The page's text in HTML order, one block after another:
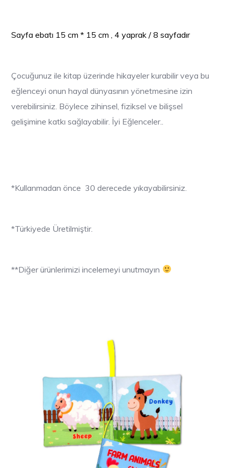
Sayfa ebatı 15 cm * 15 cm , 4 yaprak / 8 sayfadır
Çocuğunuz ile kitap üzerinde hikayeler kurabilir veya bu
eğlenceyi onun hayal dünyasının yönetmesine izin
verebilirsiniz. Böylece zihinsel, fiziksel ve bilişsel
gelişimine katkı sağlayabilir. İyi Eğlenceler..
*Kullanmadan önce 30 derecede yıkayabilirsiniz.
*Türkiyede Üretilmiştir.
**Diğer ürünlerimizi incelemeyi unutmayın